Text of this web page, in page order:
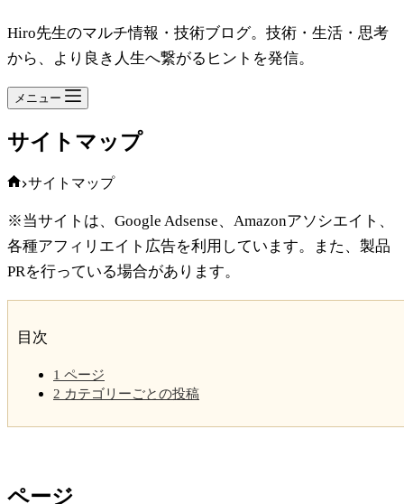
Hiro先生のマルチ情報・技術ブログ。技術・生活・思考
から、より良き人生へ繋がるヒントを発信。
メニュー
サイトマップ
ホ
ム
サイトマップ
※当サイトは、Google Adsense、Amazonアソシエイト、
各種アフィリエイト広告を利用しています。また、製品
PRを行っている場合があります。
目次
1 ページ
2 カテゴリーごとの投稿
ページ